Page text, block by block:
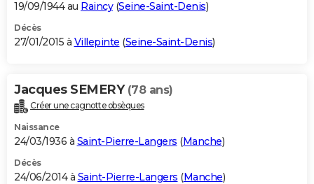
19/09/1944 au Raincy(Seine-Saint-Denis)
Décès
27/01/2015 à Villepinte (Seine-Saint-Denis)
Jacques SEMERY (78 ans)
Créer une cagnotte obsèques
Naissance
24/03/1936 à Saint-Pierre-Langers (Manche)
Décès
24/06/2014 à Saint-Pierre-Langers (Manche)